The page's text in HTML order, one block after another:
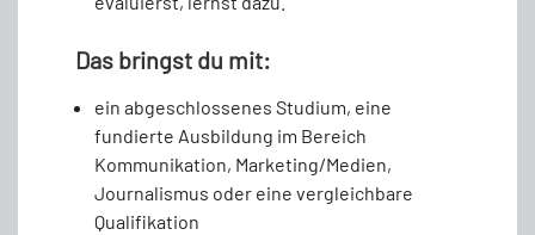
Das bringst du mit:
ein abgeschlossenes Studium, eine
fundierte Ausbildung im Bereich
Kommunikation, Marketing/Medien,
Journalismus oder eine vergleichbare
Qualifikation